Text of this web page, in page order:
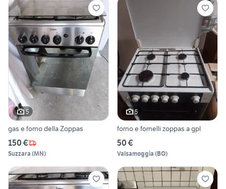
5
gas e forno della Zoppas
150 €
Suzzara (MN)
5
forno e fornelli zoppas a gpl
50 €
Valsamoggia (BO)